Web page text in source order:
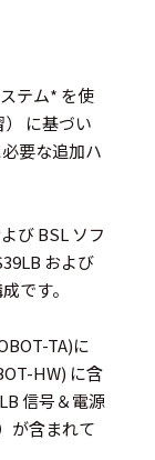
テム* を使
に基づい
要な追加ハ
び BSL ソフ
および
です。
TA)に
HW) に含
信号＆電源
が含まれて